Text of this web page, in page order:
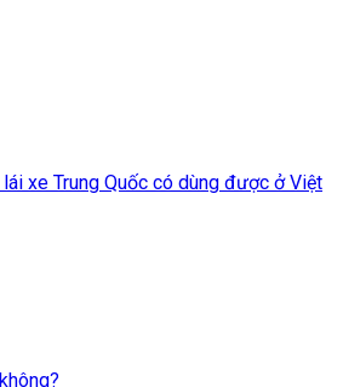
lái xe Trung Quốc có dùng được ở Việt